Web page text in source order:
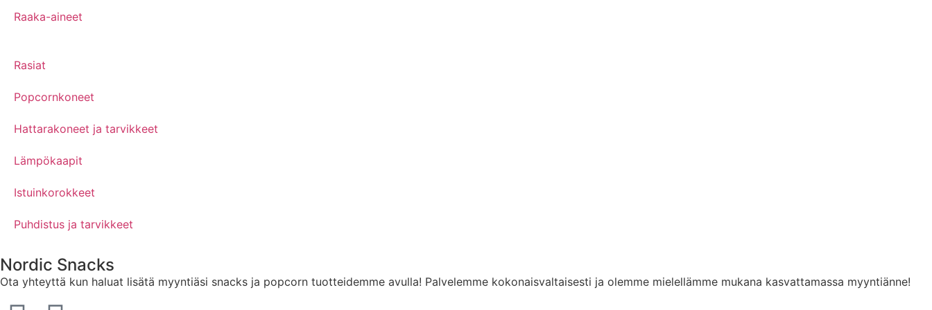
Raaka-aineet
Rasiat
Popcornkoneet
Hattarakoneet ja tarvikkeet
Lämpökaapit
Istuinkorokkeet
Puhdistus ja tarvikkeet
Nordic Snacks
Ota yhteyttä kun haluat lisätä myyntiäsi snacks ja popcorn tuotteidemme avulla! Palvelemme kokonaisvaltaisesti ja olemme mielellämme mukana kasvattamassa myyntiänne!